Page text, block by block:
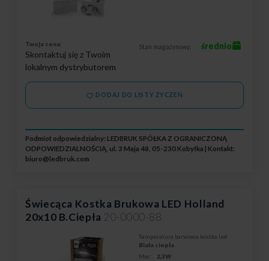
Twoja cena:
Skontaktuj się z Twoim
lokalnym dystrybutorem
Stan magazynowy: średnio
DODAJ DO LISTY ŻYCZEŃ
Podmiot odpowiedzialny: LEDBRUK SPÓŁKA Z OGRANICZONĄ
ODPOWIEDZIALNOŚCIĄ, ul. 3 Maja 48, 05-230 Kobyłka | Kontakt:
biuro@ledbruk.com
Świecąca Kostka Brukowa LED Holland
20x10 B.Ciepła 20-0000-88
Temperatura barwowa kostka led:
Biała ciepła
Moc:
2,3W